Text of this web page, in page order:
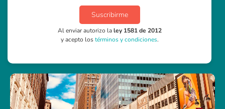
Suscribirme
Al enviar autorizo laley 1581 de 2012
y acepto lostérminos y condiciones.